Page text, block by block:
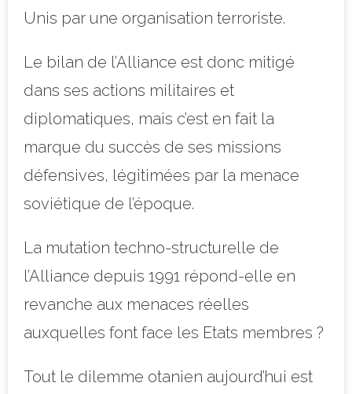
Unis par une organisation terroriste.
Le bilan de l’Alliance est donc mitigé
dans ses actions militaires et
diplomatiques, mais c’est en fait la
marque du succès de ses missions
défensives, légitimées par la menace
soviétique de l’époque.
La mutation techno-structurelle de
l’Alliance depuis 1991 répond-elle en
revanche aux menaces réelles
auxquelles font face les Etats membres ?
Tout le dilemme otanien aujourd’hui est